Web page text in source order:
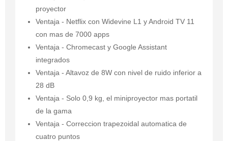
proyector
Ventaja - Netflix con Widevine L1 y Android TV 11
con mas de 7000 apps
Ventaja - Chromecast y Google Assistant
integrados
Ventaja - Altavoz de 8W con nivel de ruido inferior a
28 dB
Ventaja - Solo 0,9 kg, el miniproyector mas portatil
de la gama
Ventaja - Correccion trapezoidal automatica de
cuatro puntos